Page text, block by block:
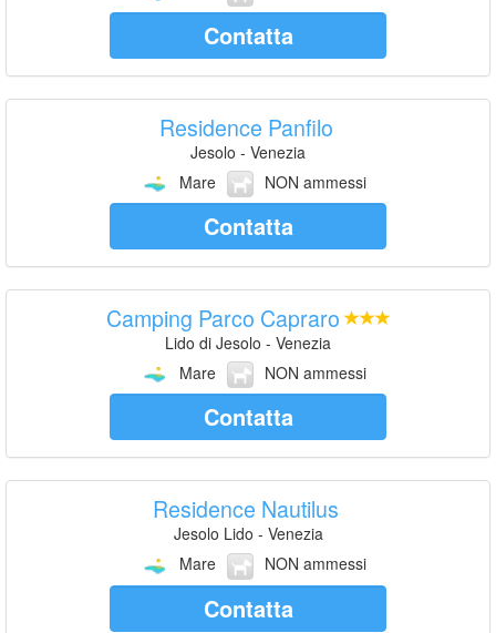
Contatta
Residence Panfilo
Jesolo - Venezia
Mare
NON ammessi
Contatta
Camping Parco Capraro
Lido di Jesolo - Venezia
Mare
NON ammessi
Contatta
Residence Nautilus
Jesolo Lido - Venezia
Mare
NON ammessi
Contatta